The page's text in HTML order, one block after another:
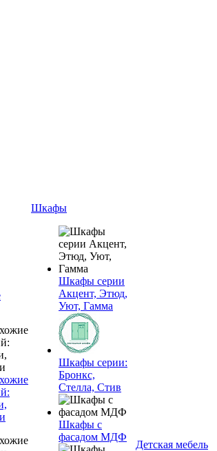
Шкафы
Шкафы серии
Акцент, Этюд,
Уют, Гамма
Шкафы серии:
Бронкс,
Стелла, Стив
Шкафы с
фасадом МДФ
Детская мебель